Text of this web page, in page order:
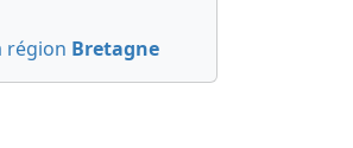
région Bretagne